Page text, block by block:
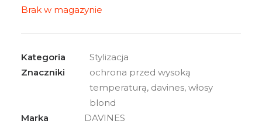
Brak w magazynie
Kategoria
Stylizacja
Znaczniki
ochrona przed wysoką
temperaturą, davines, włosy
blond
Marka
DAVINES